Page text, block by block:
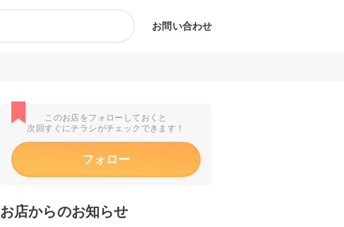
お問い合わせ
このお店をフォローしておくと
次回すぐにチラシがチェックできます！
フォロー
お店からのお知らせ